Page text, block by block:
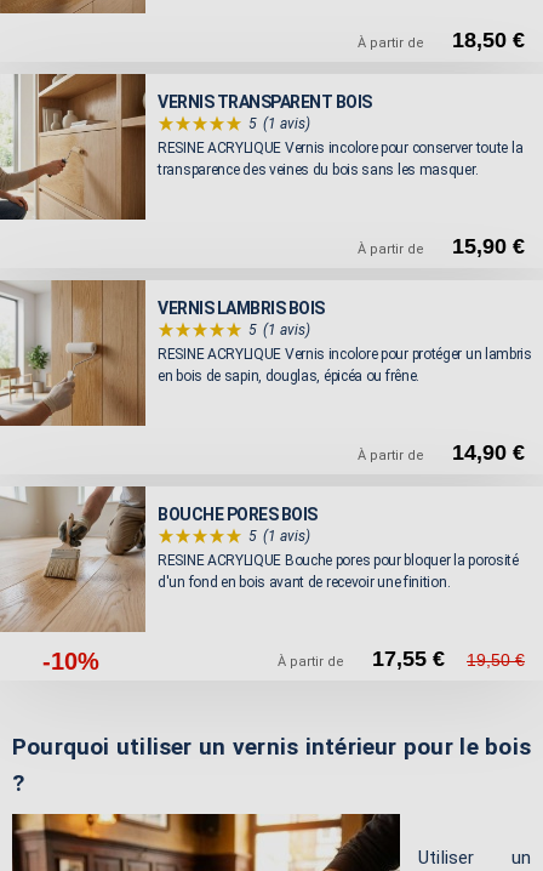
À partir de 18,50 €
VERNIS TRANSPARENT BOIS
5 (1 avis)
RESINE ACRYLIQUE Vernis incolore pour conserver toute la
transparence des veines du bois sans les masquer.
À partir de 15,90 €
VERNIS LAMBRIS BOIS
5 (1 avis)
RESINE ACRYLIQUE Vernis incolore pour protéger un lambris
en bois de sapin, douglas, épicéa ou frêne.
À partir de 14,90 €
BOUCHE PORES BOIS
5 (1 avis)
RESINE ACRYLIQUE Bouche pores pour bloquer la porosité
d'un fond en bois avant de recevoir une finition.
-10% À partir de 17,55 € 19,50 €
Pourquoi utiliser un vernis intérieur pour le bois
?
Utiliser un